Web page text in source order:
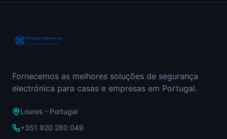
Fornecemos as melhores soluções de segurança
electrónica para casas e empresas em Portugal.
Loures - Portugal
+351 920 280 049